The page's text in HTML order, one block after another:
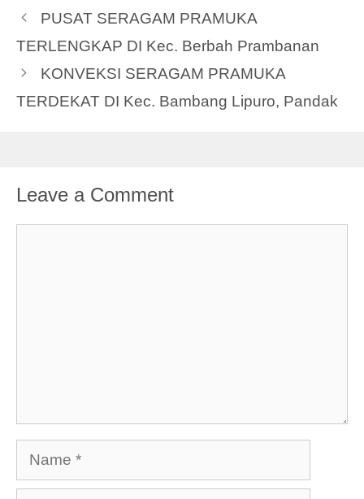
PUSAT SERAGAM PRAMUKA
TERLENGKAP DI Kec. Berbah Prambanan
KONVEKSI SERAGAM PRAMUKA
TERDEKAT DI Kec. Bambang Lipuro, Pandak
Leave a Comment
Name